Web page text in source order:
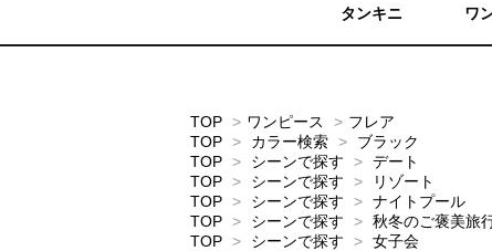
タンキニ ワ
TOP > ワンピース > フレア
TOP > カラー検索 >
ブラック
TOP > シーンで探す > デート
TOP > シーンで探す >
リゾート
TOP > シーンで探す > ナイトプール
TOP > シーンで探す > 秋冬のご褒美旅
TOP > シーンで探す > 女子会